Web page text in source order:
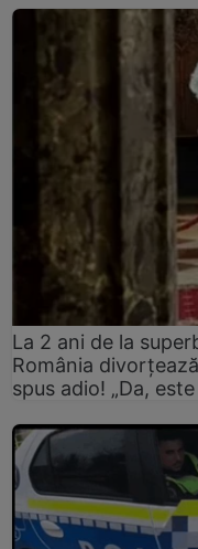
La 2 ani de la
România
spus adio! „Da,